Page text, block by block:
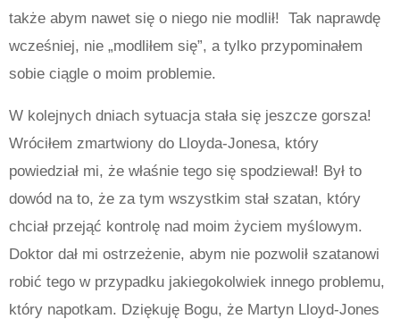
także abym nawet się o niego nie modlił! Tak naprawdę
wcześniej, nie „modliłem się”, a tylko przypominałem
sobie ciągle o moim problemie.
W kolejnych dniach sytuacja stała się jeszcze gorsza!
Wróciłem zmartwiony do Lloyda-Jonesa, który
powiedział mi, że właśnie tego się spodziewał! Był to
dowód na to, że za tym wszystkim stał szatan, który
chciał przejąć kontrolę nad moim życiem myślowym.
Doktor dał mi ostrzeżenie, abym nie pozwolił szatanowi
robić tego w przypadku jakiegokolwiek innego problemu,
który napotkam. Dziękuję Bogu, że Martyn Lloyd-Jones